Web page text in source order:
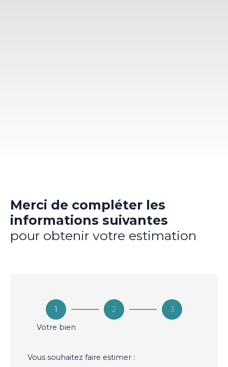
Merci de compléter les
informations suivantes
pour obtenir votre estimation
1
Votre bien
2 3
Vous souhaitez faire estimer :